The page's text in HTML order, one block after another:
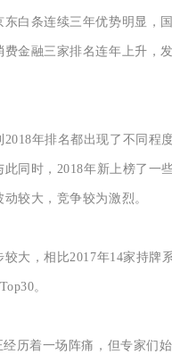
白条连续三年优势明显，
金融三家排名连年上升，
年排名都出现了不同程
同时，2018年新上榜了一
较大，竞争较为激烈。
大，相比2017年14家持牌
。
历着一场阵痛，但专家们始